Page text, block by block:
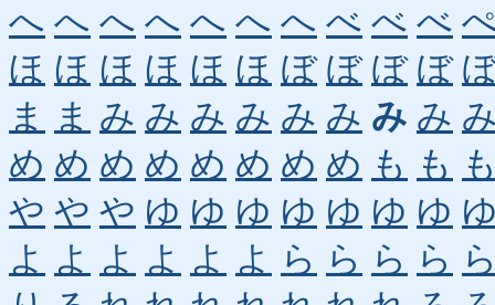
へ へ へ へ へ へ へ べ べ べ
ほ ほ ほ ほ ほ ほ ぼ ぼ ぼ ぼ
ま
ま み み み み み み み み
め め め め め め め め も も
や や や ゆ ゆ ゆ ゆ ゆ ゆ ゆ
よ よ よ よ よ よ ら ら ら ら